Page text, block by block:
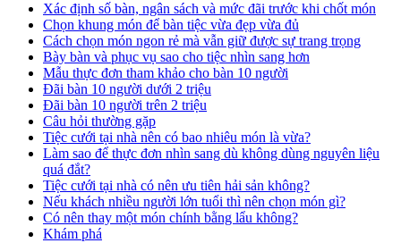
Xác định số bàn, ngân sách và mức đãi trước khi chốt món
Chọn khung món để bàn tiệc vừa đẹp vừa đủ
Cách chọn món ngon rẻ mà vẫn giữ được sự trang trọng
Bày bàn và phục vụ sao cho tiệc nhìn sang hơn
Mẫu thực đơn tham khảo cho bàn 10 người
Đãi bàn 10 người dưới 2 triệu
Đãi bàn 10 người trên 2 triệu
Câu hỏi thường gặp
Tiệc cưới tại nhà nên có bao nhiêu món là vừa?
Làm sao để thực đơn nhìn sang dù không dùng nguyên liệu
quá đắt?
Tiệc cưới tại nhà có nên ưu tiên hải sản không?
Nếu khách nhiều người lớn tuổi thì nên chọn món gì?
Có nên thay một món chính bằng lẩu không?
Khám phá